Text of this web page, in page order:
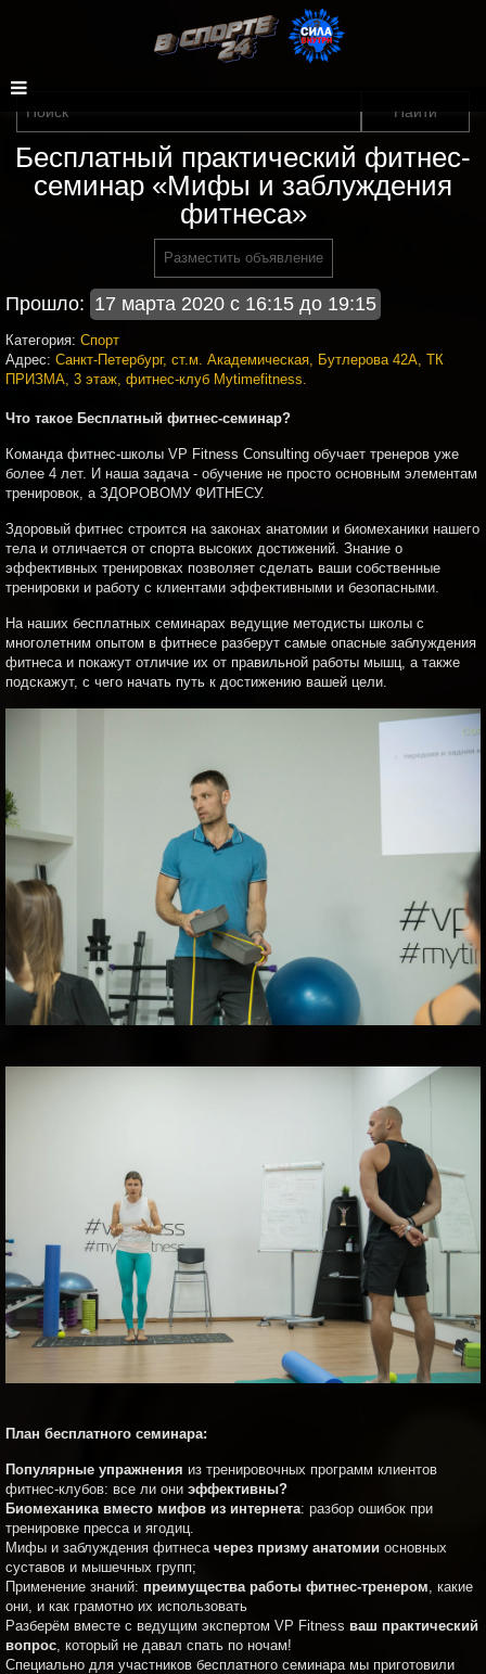
Бесплатный практический фитнес-
семинар «Мифы и заблуждения
фитнеса»
Разместить объявление
Прошло: 17 марта 2020 с 16:15 до 19:15
Категория: Спорт
Адрес: Санкт-Петербург, ст.м. Академическая, Бутлерова 42А, ТК
ПРИЗМА, 3 этаж, фитнес-клуб Mytimefitness.
Что такое Бесплатный фитнес-семинар?
Команда фитнес-школы VP Fitness Consulting обучает тренеров уже
более 4 лет. И наша задача - обучение не просто основным элементам
тренировок, а ЗДОРОВОМУ ФИТНЕСУ.
Здоровый фитнес строится на законах анатомии и биомеханики нашего
тела и отличается от спорта высоких достижений. Знание о
эффективных тренировках позволяет сделать ваши собственные
тренировки и работу с клиентами эффективными и безопасными.
На наших бесплатных семинарах ведущие методисты школы с
многолетним опытом в фитнесе разберут самые опасные заблуждения
фитнеса и покажут отличие их от правильной работы мышц, а также
подскажут, с чего начать путь к достижению вашей цели.
План бесплатного семинара:
Популярные упражнения из тренировочных программ клиентов
фитнес-клубов: все ли они эффективны?
Биомеханика вместо мифов из интернета: разбор ошибок при
тренировке пресса и ягодиц.
Мифы и заблуждения фитнеса через призму анатомии основных
суставов и мышечных групп;
Применение знаний: преимущества работы фитнес-тренером , какие
они, и как грамотно их использовать
Разберём вместе с ведущим экспертом VP Fitness ваш практический
вопрос , который не давал спать по ночам!
Специально для участников бесплатного семинара мы приготовили